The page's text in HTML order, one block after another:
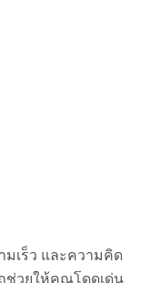
มเร็ว และความคิด
ช่วยให้คุณโดดเด่น